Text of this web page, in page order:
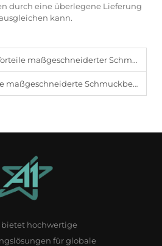
durch eine überlegene Lieferung
kann.
Schmuck-Präsentationslösungen?
Schmuckbeutel in Großmenge für Ihre Marke
bietet hochwertige
für globale